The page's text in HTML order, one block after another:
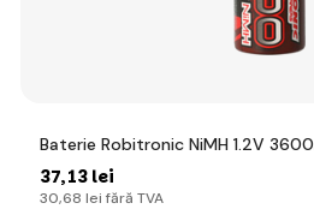
Baterie Robitronic NiMH 1.2V
37,13 lei
30,68 lei fără TVA